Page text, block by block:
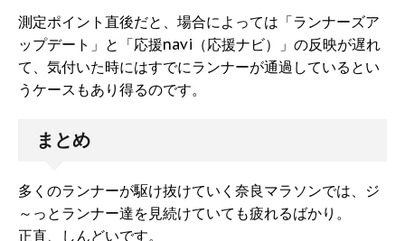
測定ポイント直後だと、場合によっては「ランナーズア
ップデート」と「応援navi（応援ナビ）」の反映が遅れ
て、気付いた時にはすでにランナーが通過しているとい
うケースもあり得るのです。
まとめ
多くのランナーが駆け抜けていく奈良マラソンでは、ジ
～っとランナー達を見続けていても疲れるばかり。
正直、しんどいです。